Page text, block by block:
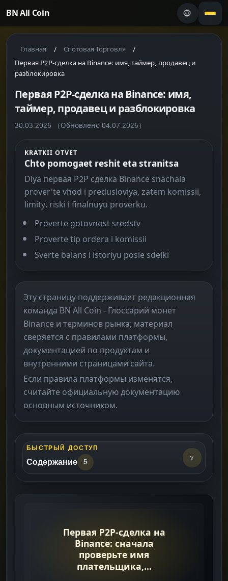
BN All Coin
Главная / Спотовая Торговля /
Первая P2P-сделка на Binance: имя, таймер, продавец и
разблокировка
Первая P2P-сделка на Binance: имя,
таймер, продавец и разблокировка
30.03.2026 （Обновлено 04.07.2026）
KRATKII OTVET
Chto pomogaet reshit eta stranitsa
Dlya первая P2P сделка Binance snachala
prover'te vhod i predusloviya, zatem komissii,
limity, riski i finalnuyu proverku.
Proverte gotovnost sredstv
Proverte tip ordera i komissii
Sverte balans i istoriyu posle sdelki
Эту страницу поддерживает редакционная
команда BN All Coin - Глоссарий монет
Binance и терминов рынка; материал
сверяется с правилами платформы,
документацией по продуктам и
внутренними страницами сайта.
Если правила платформы изменятся,
считайте официальную документацию
основным источником.
БЫСТРЫЙ ДОСТУП
Содержание 5
v
Что Проверить До Оплаты ->
Чего Избегать
После Сделки